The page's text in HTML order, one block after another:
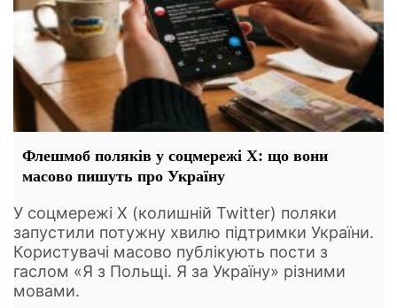
Флешмоб поляків у соцмережі Х: що вони
масово пишуть про Україну
У соцмережі Х (колишній Twitter) поляки
запустили потужну хвилю підтримки України.
Користувачі масово публікують пости з
гаслом «Я з Польщі. Я за Україну» різними
мовами.